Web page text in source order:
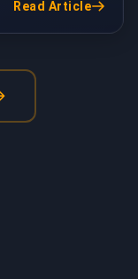
Read Article